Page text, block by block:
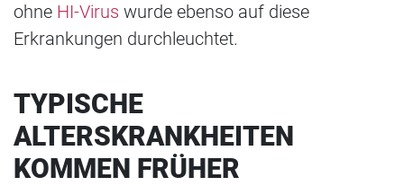
ohne HI-Virus wurde ebenso auf diese
Erkrankungen durchleuchtet.
TYPISCHE
ALTERSKRANKHEITEN
KOMMEN FRÜHER